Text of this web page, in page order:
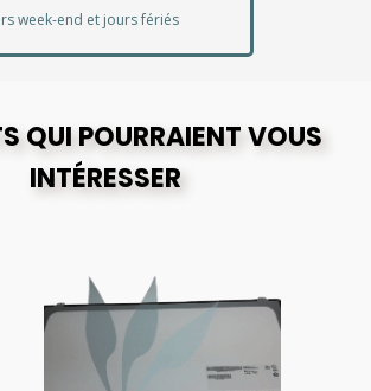
week-end et jours fériés
QUI POURRAIENT VOUS
INTÉRESSER